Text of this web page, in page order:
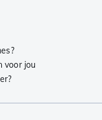
voor jou